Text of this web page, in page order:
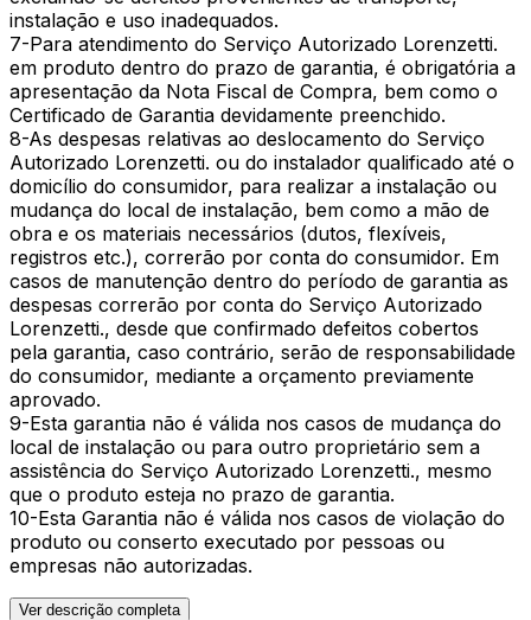
instalação e uso inadequados.
7-Para atendimento do Serviço Autorizado Lorenzetti.
em produto dentro do prazo de garantia, é obrigatória a
apresentação da Nota Fiscal de Compra, bem como o
Certificado de Garantia devidamente preenchido.
8-As despesas relativas ao deslocamento do Serviço
Autorizado Lorenzetti. ou do instalador qualificado até o
domicílio do consumidor, para realizar a instalação ou
mudança do local de instalação, bem como a mão de
obra e os materiais necessários (dutos, flexíveis,
registros etc.), correrão por conta do consumidor. Em
casos de manutenção dentro do período de garantia as
despesas correrão por conta do Serviço Autorizado
Lorenzetti., desde que confirmado defeitos cobertos
pela garantia, caso contrário, serão de responsabilidade
do consumidor, mediante a orçamento previamente
aprovado.
9-Esta garantia não é válida nos casos de mudança do
local de instalação ou para outro proprietário sem a
assistência do Serviço Autorizado Lorenzetti., mesmo
que o produto esteja no prazo de garantia.
10-Esta Garantia não é válida nos casos de violação do
produto ou conserto executado por pessoas ou
empresas não autorizadas.
Ver descrição completa